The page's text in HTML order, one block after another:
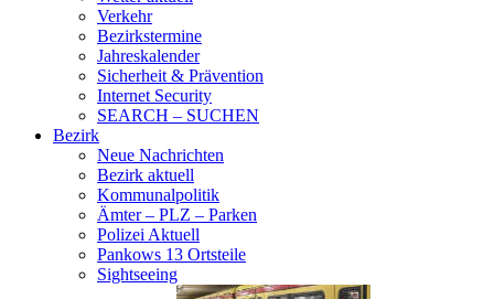
Verkehr
Bezirkstermine
Jahreskalender
Sicherheit & Prävention
Internet Security
SEARCH – SUCHEN
Bezirk
Neue Nachrichten
Bezirk aktuell
Kommunalpolitik
Ämter – PLZ – Parken
Polizei Aktuell
Pankows 13 Ortsteile
Sightseeing